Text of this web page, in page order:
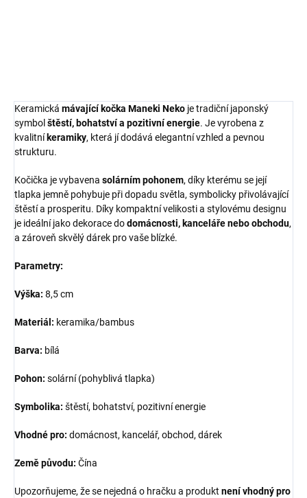
Keramická mávající kočka Maneki Neko je tradiční japonský
symbol štěstí, bohatství a pozitivní energie. Je vyrobena z
kvalitní keramiky, která jí dodává elegantní vzhled a pevnou
strukturu.
Kočička je vybavena solárním pohonem, díky kterému se její
tlapka jemně pohybuje při dopadu světla, symbolicky přivolávající
štěstí a prosperitu. Díky kompaktní velikosti a stylovému designu
je ideální jako dekorace dodomácnosti, kanceláře nebo obchodu,
a zároveň skvělý dárek pro vaše blízké.
Parametry:
Výška: 8,5 cm
Materiál: keramika/bambus
Barva: bílá
Pohon: solární (pohyblivá tlapka)
Symbolika: štěstí, bohatství, pozitivní energie
Vhodné pro: domácnost, kancelář, obchod, dárek
Země původu: Čína
Upozorňujeme, že se nejedná o hračku a produkt není vhodný pro